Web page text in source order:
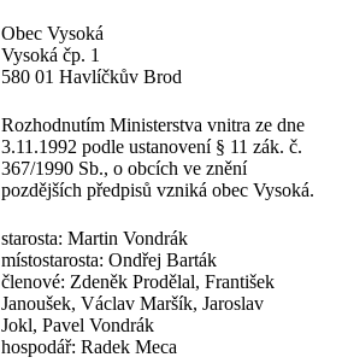
Obec Vysoká
Vysoká čp. 1
580 01 Havlíčkův Brod
Rozhodnutím Ministerstva vnitra ze dne
3.11.1992 podle ustanovení § 11 zák. č.
367/1990 Sb., o obcích ve znění
pozdějších předpisů vzniká obec Vysoká.
starosta: Martin Vondrák
místostarosta: Ondřej Barták
členové: Zdeněk Prodělal, František
Janoušek, Václav Maršík, Jaroslav
Jokl, Pavel Vondrák
hospodář: Radek Meca